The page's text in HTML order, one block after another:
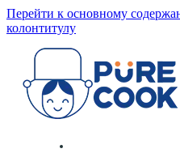
Перейти к основному
колонтитулу